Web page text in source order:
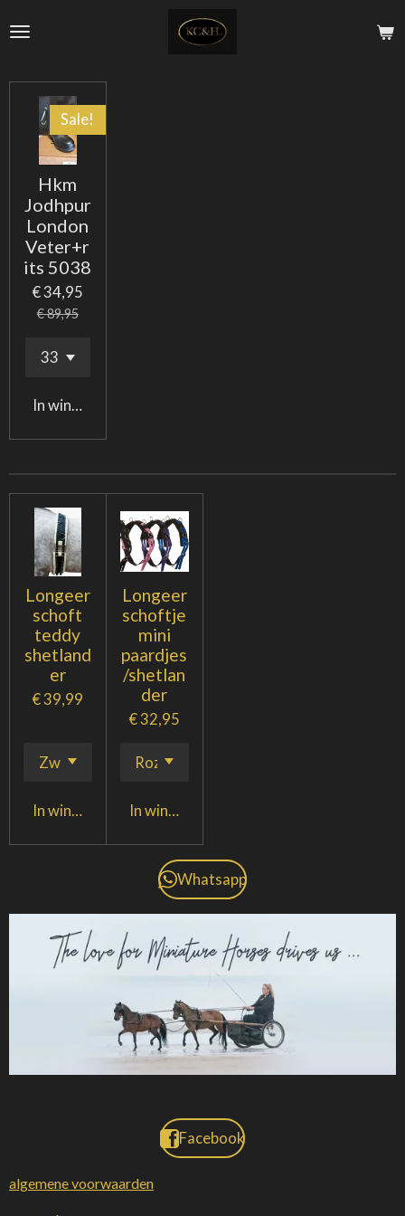
direct
de
hoofdinhoud
Sale!
Hkm
Jodhpur
London
Veter+r
its 5038
€ 34,95
€ 89,95
In winkelwagen
Longeer
schoft
teddy
shetland
er
€ 39,99
In winkelwagen
Longeer
schoftje
mini
paardjes
/shetlan
der
€ 32,95
In winkelwagen
Whatsapp
Facebook
algemene voorwaarden